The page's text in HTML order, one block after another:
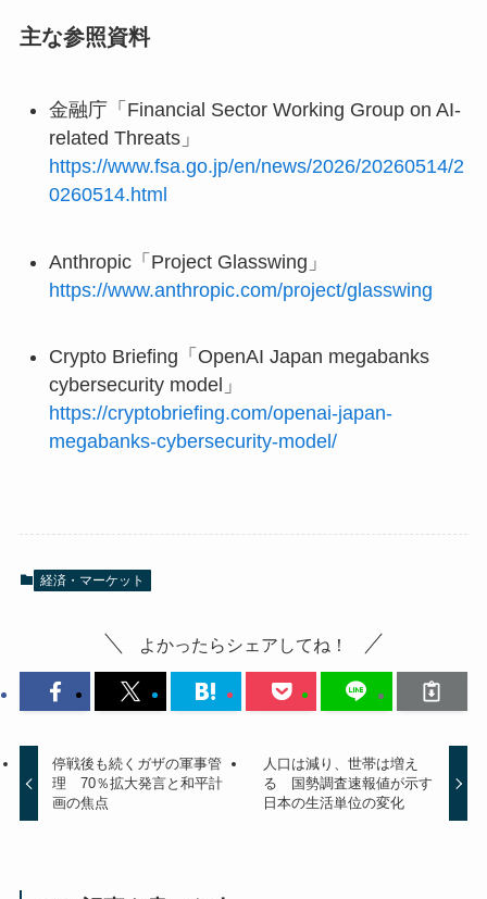
主な参照資料
金融庁「Financial Sector Working Group on AI-
related Threats」
https://www.fsa.go.jp/en/news/2026/20260514/2
0260514.html
Anthropic「Project Glasswing」
https://www.anthropic.com/project/glasswing
Crypto Briefing「OpenAI Japan megabanks
cybersecurity model」
https://cryptobriefing.com/openai-japan-
megabanks-cybersecurity-model/
経済・マーケット
よかったらシェアしてね！
停戦後も続くガザの軍事管
理 70％拡大発言と和平計
画の焦点
人口は減り、世帯は増え
る 国勢調査速報値が示す
日本の生活単位の変化